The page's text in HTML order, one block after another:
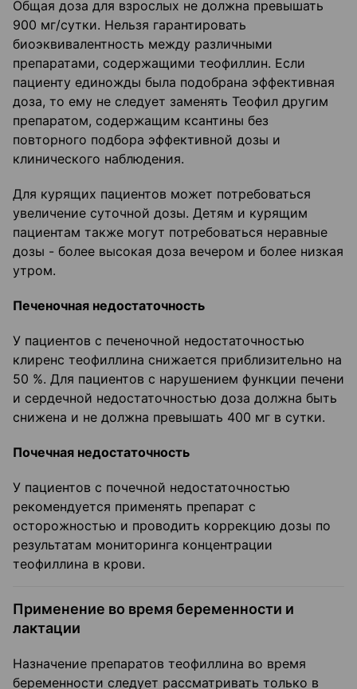
Общая доза для взрослых не должна превышать
900 мг/сутки. Нельзя гарантировать
биоэквивалентность между различными
препаратами, содержащими теофиллин. Если
пациенту единожды была подобрана эффективная
доза, то ему не следует заменять Теофил другим
препаратом, содержащим ксантины без
повторного подбора эффективной дозы и
клинического наблюдения.
Для курящих пациентов может потребоваться
увеличение суточной дозы. Детям и курящим
пациентам также могут потребоваться неравные
дозы - более высокая доза вечером и более низкая
утром.
Печеночная недостаточность
У пациентов с печеночной недостаточностью
клиренс теофиллина снижается приблизительно на
50 %. Для пациентов с нарушением функции печени
и сердечной недостаточностью доза должна быть
снижена и не должна превышать 400 мг в сутки.
Почечная недостаточность
У пациентов с почечной недостаточностью
рекомендуется применять препарат с
осторожностью и проводить коррекцию дозы по
результатам мониторинга концентрации
теофиллина в крови.
Применение во время беременности и
лактации
Назначение препаратов теофиллина во время
беременности следует рассматривать только в